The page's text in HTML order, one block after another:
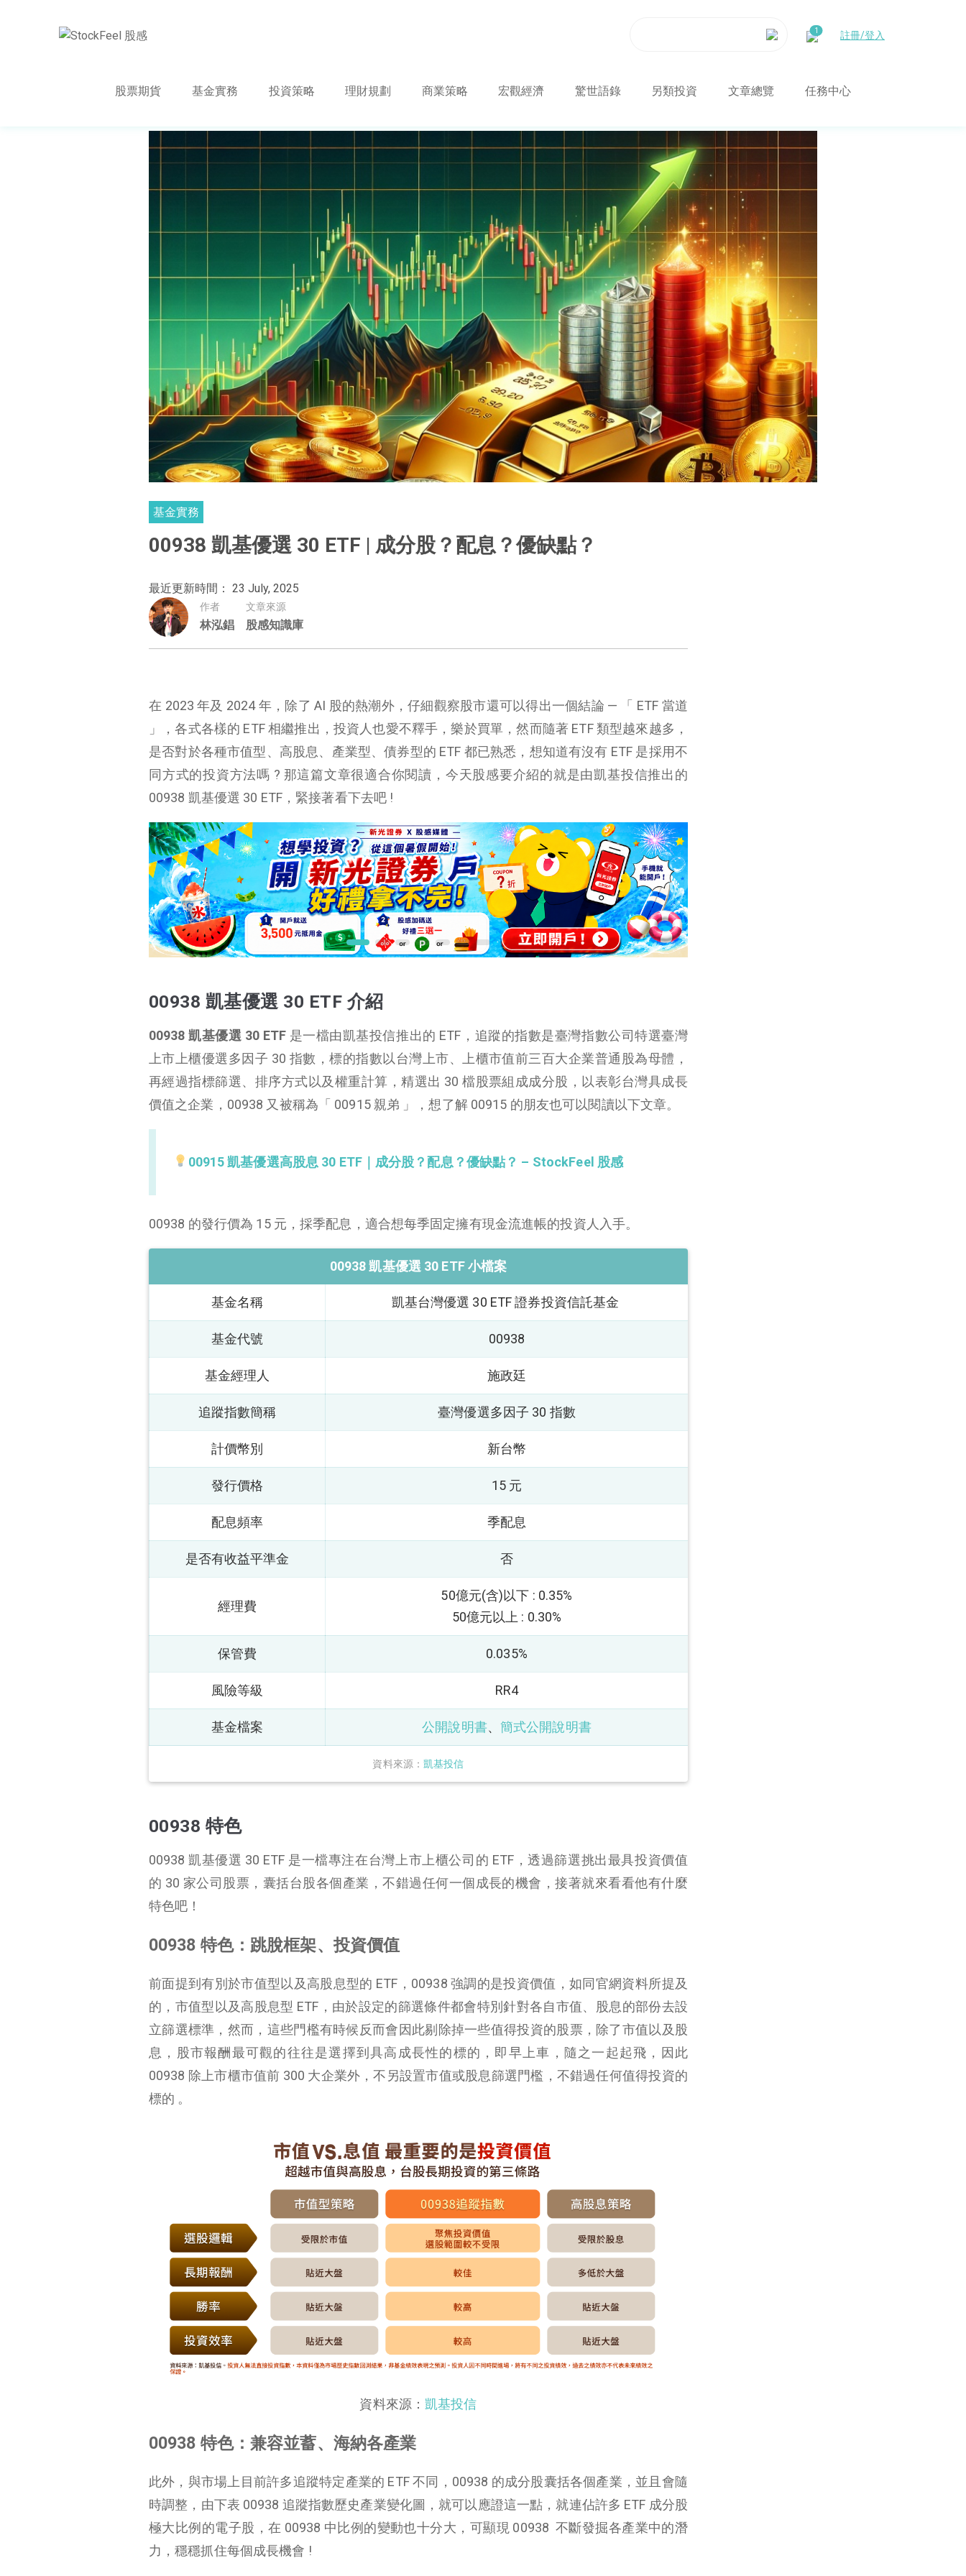
註冊/登入
股票期貨 基金實務 投資策略 理財規劃 商業策略 宏觀經濟 驚世語錄 另類投資 文章總覽 任務中心
基金實務
00938 凱基優選 30 ETF | 成分股？配息？優缺點？
最近更新時間： 23 July, 2025
作者
林泓錩
文章來源
股感知識庫
在 2023 年及 2024 年，除了 AI 股的熱潮外，仔細觀察股市還可以得出一個結論 — 「 ETF 當道
」，各式各樣的 ETF 相繼推出，投資人也愛不釋手，樂於買單，然而隨著 ETF 類型越來越多，
是否對於各種市值型、高股息、產業型、債券型的 ETF 都已熟悉，想知道有沒有 ETF 是採用不
同方式的投資方法嗎 ? 那這篇文章很適合你閱讀，今天股感要介紹的就是由凱基投信推出的
00938 凱基優選 30 ETF，緊接著看下去吧 !
00938 凱基優選 30 ETF 介紹
00938 凱基優選 30 ETF 是一檔由凱基投信推出的 ETF，追蹤的指數是臺灣指數公司特選臺灣
上市上櫃優選多因子 30 指數，標的指數以台灣上市、上櫃市值前三百大企業普通股為母體，
再經過指標篩選、排序方式以及權重計算，精選出 30 檔股票組成成分股，以表彰台灣具成長
價值之企業，00938 又被稱為「 00915 親弟 」，想了解 00915 的朋友也可以閱讀以下文章。
00915 凱基優選高股息 30 ETF｜成分股？配息？優缺點？ – StockFeel 股感
00938 的發行價為 15 元，採季配息，適合想每季固定擁有現金流進帳的投資人入手。
資料來源：凱基投信
00938 凱基優選 30 ETF 小檔案
基金名稱 凱基台灣優選 30 ETF 證券投資信託基金
基金代號 00938
基金經理人 施政廷
追蹤指數簡稱 臺灣優選多因子 30 指數
計價幣別 新台幣
發行價格 15 元
配息頻率 季配息
是否有收益平準金 否
經理費
50億元(含)以下 : 0.35%
50億元以上 : 0.30%
保管費 0.035%
風險等級 RR4
基金檔案 公開說明書、 簡式公開說明書
00938 特色
00938 凱基優選 30 ETF 是一檔專注在台灣上市上櫃公司的 ETF，透過篩選挑出最具投資價值
的 30 家公司股票，囊括台股各個產業，不錯過任何一個成長的機會，接著就來看看他有什麼
特色吧！
00938 特色：跳脫框架、投資價值
前面提到有別於市值型以及高股息型的 ETF，00938 強調的是投資價值，如同官網資料所提及
的，市值型以及高股息型 ETF，由於設定的篩選條件都會特別針對各自市值、股息的部份去設
立篩選標準，然而，這些門檻有時候反而會因此剔除掉一些值得投資的股票，除了市值以及股
息，股市報酬最可觀的往往是選擇到具高成長性的標的，即早上車，隨之一起起飛，因此
00938 除上市櫃市值前 300 大企業外，不另設置市值或股息篩選門檻，不錯過任何值得投資的
標的 。
資料來源：凱基投信
00938 特色：兼容並蓄、海納各產業
此外，與市場上目前許多追蹤特定產業的 ETF 不同，00938 的成分股囊括各個產業，並且會隨
時調整，由下表 00938 追蹤指數歷史產業變化圖，就可以應證這一點，就連佔許多 ETF 成分股
極大比例的電子股，在 00938 中比例的變動也十分大，可顯現 00938 不斷發掘各產業中的潛
力，穩穩抓住每個成長機會 !